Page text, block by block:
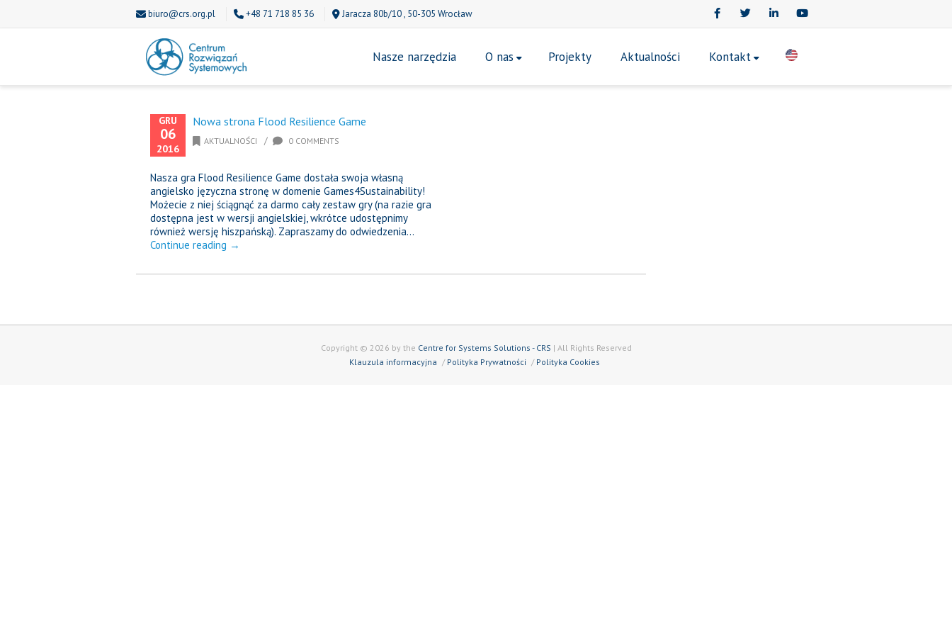
biuro@crs.org.pl +48 71 718 85 36 Jaracza 80b/10 , 50-305 Wrocław
Nasze narzędzia O nas Projekty Aktualności Kontakt
GRU
06
2016
Nowa strona Flood Resilience Game
AKTUALNOŚCI / 0 COMMENTS
Nasza gra Flood Resilience Game dostała swoja własną
angielsko języczna stronę w domenie Games4Sustainability!
Możecie z niej ściągnąć za darmo cały zestaw gry (na razie gra
dostępna jest w wersji angielskiej, wkrótce udostępnimy
również wersję hiszpańską). Zapraszamy do odwiedzenia...
Continue reading →
Copyright © 2026 by the Centre for Systems Solutions - CRS | All Rights Reserved
Klauzula informacyjna
Polityka Prywatności Polityka Cookies